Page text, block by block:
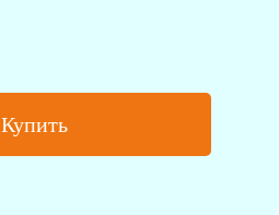
Купить